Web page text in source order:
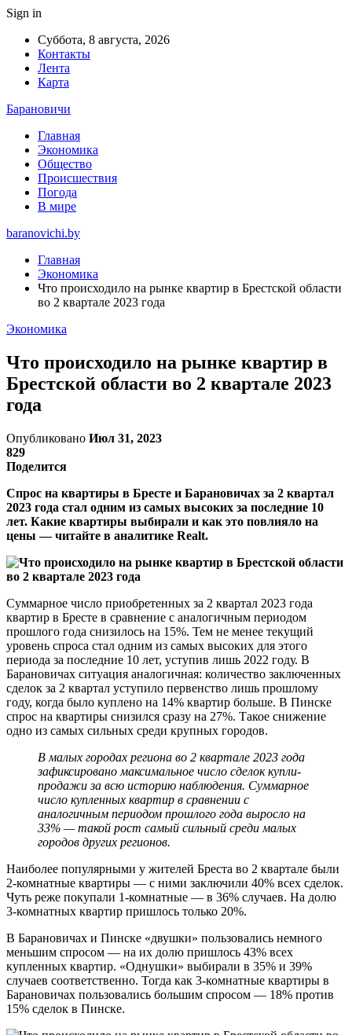
Sign in
Суббота, 8 августа, 2026
Контакты
Лента
Карта
Барановичи
Главная
Экономика
Общество
Происшествия
Погода
В мире
baranovichi.by
Главная
Экономика
Что происходило на рынке квартир в Брестской области
во 2 квартале 2023 года
Экономика
Что происходило на рынке квартир в
Брестской области во 2 квартале 2023
года
Опубликовано Июл 31, 2023
829
Поделится
Спрос на квартиры в Бресте и Барановичах за 2 квартал
2023 года стал одним из самых высоких за последние 10
лет. Какие квартиры выбирали и как это повлияло на
цены — читайте в аналитике Realt.
Суммарное число приобретенных за 2 квартал 2023 года
квартир в Бресте в сравнение с аналогичным периодом
прошлого года снизилось на 15%. Тем не менее текущий
уровень спроса стал одним из самых высоких для этого
периода за последние 10 лет, уступив лишь 2022 году. В
Барановичах ситуация аналогичная: количество заключенных
сделок за 2 квартал уступило первенство лишь прошлому
году, когда было куплено на 14% квартир больше. В Пинске
спрос на квартиры снизился сразу на 27%. Такое снижение
одно из самых сильных среди крупных городов.
В малых городах региона во 2 квартале 2023 года
зафиксировано максимальное число сделок купли-
продажи за всю историю наблюдения. Суммарное
число купленных квартир в сравнении с
аналогичным периодом прошлого года выросло на
33% — такой рост самый сильный среди малых
городов других регионов.
Наиболее популярными у жителей Бреста во 2 квартале были
2-комнатные квартиры — с ними заключили 40% всех сделок.
Чуть реже покупали 1-комнатные — в 36% случаев. На долю
3-комнатных квартир пришлось только 20%.
В Барановичах и Пинске «двушки» пользовались немного
меньшим спросом — на их долю пришлось 43% всех
купленных квартир. «Однушки» выбирали в 35% и 39%
случаев соответственно. Тогда как 3-комнатные квартиры в
Барановичах пользовались большим спросом — 18% против
15% сделок в Пинске.